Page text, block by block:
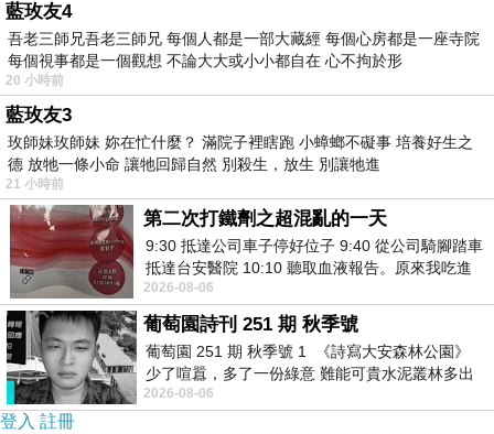
⬅點圖看影音
天秤魚說武俠-射鵰英雄傳 (13/13) 歡迎收看
✅點看完整版👉https://youtu.be/1L-IWT0L6fY
上一篇：天秤魚說武俠-射鵰英雄傳(第11集) 歡迎收看 #天秤魚說武俠114-2
下一篇：天秤魚說武俠-射鵰英雄傳(第13集) 歡迎收看 #天秤魚說武俠114-2
藍玫友4
吾老三師兄吾老三師兄 每個人都是一部大藏經 每個心房都是一座寺院
每個視事都是一個觀想 不論大大或小小都自在 心不拘於形
20 小時前
藍玫友3
玫師妹玫師妹 妳在忙什麼？ 滿院子裡瞎跑 小蟑螂不礙事 培養好生之
德 放牠一條小命 讓牠回歸自然 別殺生，放生 別讓牠進
21 小時前
第二次打鐵劑之超混亂的一天
9:30 抵達公司車子停好位子 9:40 從公司騎腳踏車
抵達台安醫院 10:10 聽取血液報告。原來我吃進
去的 B12 彌可保並非沒有吸收而是超
2026-08-06
葡萄園詩刊 251 期 秋季號
葡萄園 251 期 秋季號 1 《詩寫大安森林公園》
少了喧囂，多了一份綠意 難能可貴水泥叢林多出
一
2026-08-06
登入 註冊